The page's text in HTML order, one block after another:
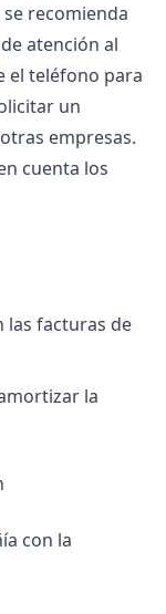
recomienda
atención al
el teléfono para
un
empresas.
cuenta los
las facturas de
la
con la